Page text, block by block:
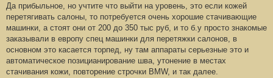
3
Да прибыльное, но учтите что выйти на уровень, это если кожей
перетягивать салоны, то потребуется очень хорошие стачивающие
машинки, а стоят они от 200 до 350 тыс руб, и то б.у просто знакомые
заказывали в европу спец машинки для перетяжки салонов, в
основном это касается торпед, ну там аппараты серьезные это и
автоматическое позицианирование шва, утонение в местах
стачивания кожи, повторение строчки BMW, и так далее.